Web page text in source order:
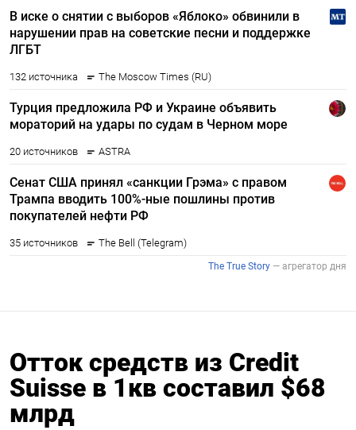
Отток средств из Credit
Suisse в 1кв составил $68
млрд